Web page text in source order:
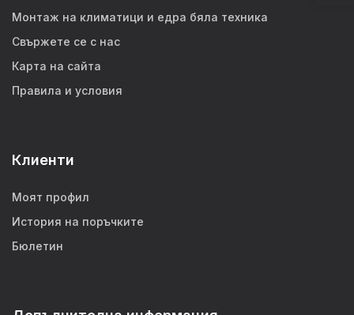
Монтаж на климатици и едра бяла техника
Свържете се с нас
Карта на сайта
Правила и условия
Клиенти
Моят профил
История на поръчките
Бюлетин